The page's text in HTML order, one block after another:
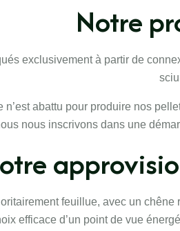
Notre
exclusivement à partir de
n’est abattu pour produire nos
nous inscrivons dans une
feuillue, avec un
efficace d’un point de vue